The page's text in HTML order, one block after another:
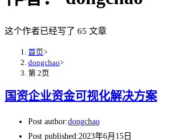
这个作者已经写了 65 文章
首页>
dongchao>
第 2页
国资企业资金可视化解决方案
Post author:dongchao
Post published:2023年6月15日